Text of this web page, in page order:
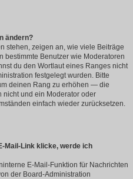
ändern?
stehen, zeigen an, wie viele Beiträge
bestimmte Benutzer wie Moderatoren
du den Wortlaut eines Ranges nicht
festgelegt wurden. Bitte
deinen Rang zu erhöhen — die
nicht und ein Moderator oder
einfach wieder zurücksetzen.
Mail-Link klicke, werde ich
E-Mail-Funktion für Nachrichten
der Board-Administration